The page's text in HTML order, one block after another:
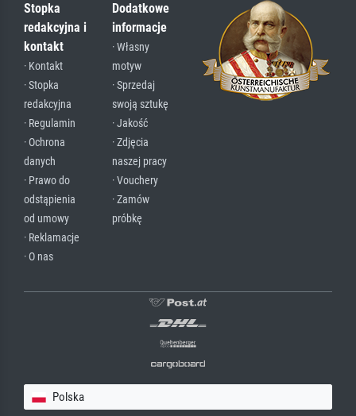
Stopka
redakcyjna i
kontakt
· Kontakt
· Stopka
redakcyjna
· Regulamin
· Ochrona
danych
· Prawo do
odstąpienia
od umowy
· Reklamacje
· O nas
Dodatkowe
informacje
· Własny
motyw
· Sprzedaj
swoją sztukę
· Jakość
· Zdjęcia
naszej pracy
· Vouchery
· Zamów
próbkę
Polska